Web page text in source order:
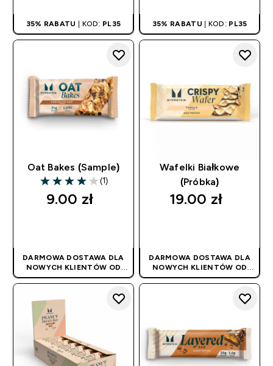
35% RABATU | KOD: PL35 35% RABATU | KOD: PL35
Oat Bakes (Sample)
4 out of 5 stars
(1)
9.00 zł‎
DARMOWA DOSTAWA DLA
NOWYCH KLIENTÓW OD
180PLN| PROMOCJA
STOSOWANA
Wafelki Białkowe
(Próbka)
19.00 zł‎
DARMOWA DOSTAWA DLA
NOWYCH KLIENTÓW OD
180PLN| PROMOCJA
STOSOWANA